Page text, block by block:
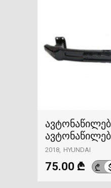
2018 HYUNDAI
75.00 ₾ ₾